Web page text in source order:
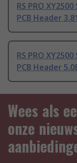
RS PRO
PCB Header
RS PRO
PCB Header
Wees als
onze